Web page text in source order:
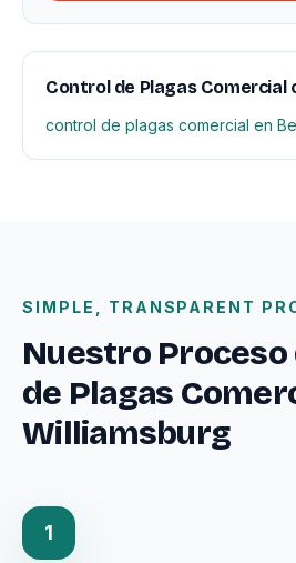
Control de Plagas Comercial
control de plagas comercial en
SIMPLE, TRANSPARENT
Nuestro
de Plagas
Williamsburg
1